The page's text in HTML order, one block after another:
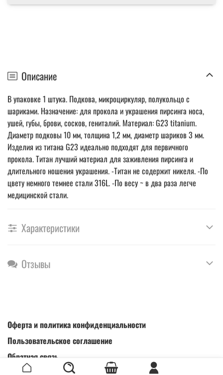
Описание
В упаковке 1 штука. Подкова, микроциркуляр, полукольцо с
шариками. Назначение: для прокола и украшения пирсинга носа,
ушей, губы, брови, сосков, гениталий. Материал: G23 titanium.
Диаметр подковы 10 мм, толщина 1,2 мм, диаметр шариков 3 мм.
Изделия из титана G23 идеально подходят для первичного
прокола. Титан лучший материал для заживления пирсинга и
длительного ношения украшения. -Титан не содержит никеля. -По
цвету немного темнее стали 316L. -По весу ~ в два раза легче
медицинской стали.
Характеристики
Отзывы
Оферта и политика конфиденциальности
Пользовательское соглашение
Обратная связь